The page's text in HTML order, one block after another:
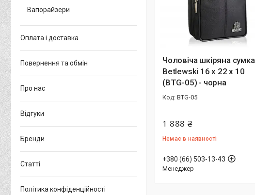
Чоловіча шкіряна сумка
Betlewski 16 х 22 х 10
(BTG-05) - чорна
BTG-05
1 888 ₴
Немає в наявності
+380 (66) 503-13-43
Менеджер
Вапорайзери
Оплата і доставка
Повернення та обмін
Про нас
Відгуки
Бренди
Статті
Політика конфіденційності